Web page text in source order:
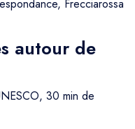
Frecciarossa
autour de
30 min de